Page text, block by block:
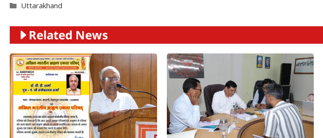
Categories
Uttarakhand
Related News